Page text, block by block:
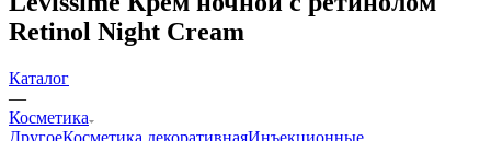
Retinol Night Cream
Каталог
—
Косметика
ДругоеКосметика декоративнаяИнъекционные